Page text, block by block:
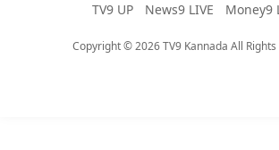
TV9 UP
News9 LIVE Money9
Copyright © 2026 TV9 Kannada All Rights